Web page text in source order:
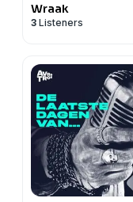
Wraak
3 Listeners